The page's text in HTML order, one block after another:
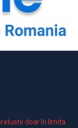
doar în limita